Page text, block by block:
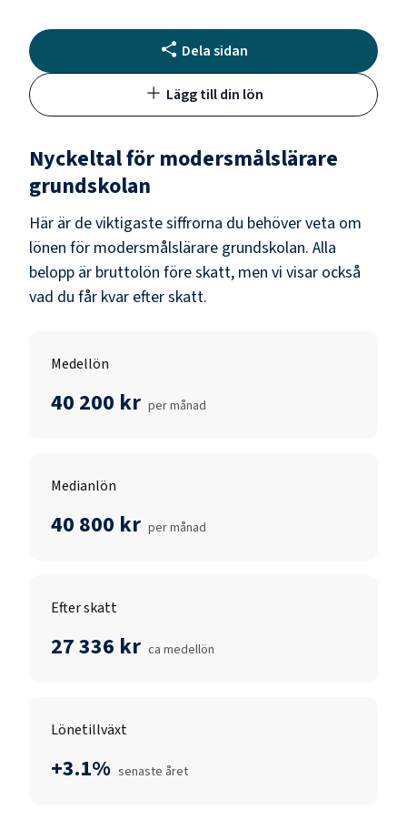
Dela sidan
Lägg till din lön
Nyckeltal för modersmålslärare
grundskolan
Här är de viktigaste siffrorna du behöver veta om
lönen för modersmålslärare grundskolan. Alla
belopp är bruttolön före skatt, men vi visar också
vad du får kvar efter skatt.
Medellön
40 200 kr per månad
Medianlön
40 800 kr per månad
Efter skatt
27 336 kr ca medellön
Lönetillväxt
+3.1% senaste året